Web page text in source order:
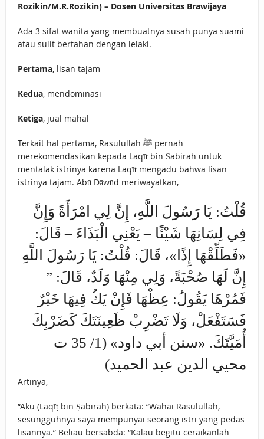
Rozikin/M.R.Rozikin) – Dosen Universitas Brawijaya
Ada 3 sifat wanita yang membuatnya susah punya suami
atau sulit bertahan dengan lelaki.
Pertama, lisan tajam
Kedua, mendominasi
Ketiga, jual mahal
Terkait hal pertama, Rasulullah ﷺ pernah
merekomendasikan kepada Laqīṭ bin Ṣabirah untuk
mentalak istrinya karena Laqīṭ mengadu bahwa lisan
istrinya tajam. Abū Dāwūd meriwayatkan,
قُلْتُ: يَا رَسُولَ اللَّهِ، إِنَّ لِي امْرَأَةً وَإِنَّ
فِي لِسَانِهَا شَيْئًا – يَعْنِي الْبَذَاءَ – قَالَ:
«‌فَطَلِّقْهَا ‌إِذًا»، قَالَ: قُلْتُ: يَا رَسُولَ اللَّهِ
إِنَّ لَهَا صُحْبَةً، وَلِي مِنْهَا وَلَدٌ، قَالَ: ”
فَمُرْهَا يَقُولُ: عِظْهَا فَإِنْ يَكُ فِيهَا خَيْرٌ
فَسَتَفْعَلْ، وَلَا تَضْرِبْ ظَعِينَتَكَ كَضَرْبِكَ
أُمَيَّتَكَ. «سنن أبي داود» (1/ 35 ت
محيي الدين عبد الحميد)
Artinya,
“Aku (Laqīṭ bin Ṣabirah) berkata: “Wahai Rasulullah,
sesungguhnya saya mempunyai seorang istri yang pedas
lisannya.” Beliau bersabda: “Kalau begitu ceraikanlah